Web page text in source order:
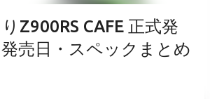
Z900RS CAFE 正式発
売日・スペックまとめ